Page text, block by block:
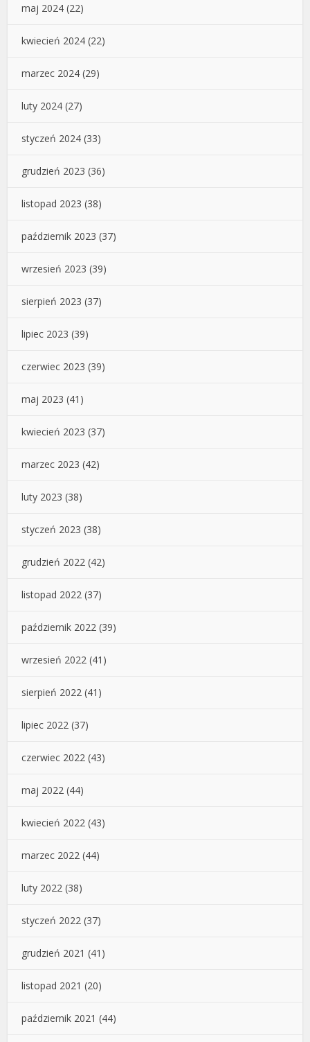
maj 2024 (22)
kwiecień 2024 (22)
marzec 2024 (29)
luty 2024 (27)
styczeń 2024 (33)
grudzień 2023 (36)
listopad 2023 (38)
październik 2023 (37)
wrzesień 2023 (39)
sierpień 2023 (37)
lipiec 2023 (39)
czerwiec 2023 (39)
maj 2023 (41)
kwiecień 2023 (37)
marzec 2023 (42)
luty 2023 (38)
styczeń 2023 (38)
grudzień 2022 (42)
listopad 2022 (37)
październik 2022 (39)
wrzesień 2022 (41)
sierpień 2022 (41)
lipiec 2022 (37)
czerwiec 2022 (43)
maj 2022 (44)
kwiecień 2022 (43)
marzec 2022 (44)
luty 2022 (38)
styczeń 2022 (37)
grudzień 2021 (41)
listopad 2021 (20)
październik 2021 (44)